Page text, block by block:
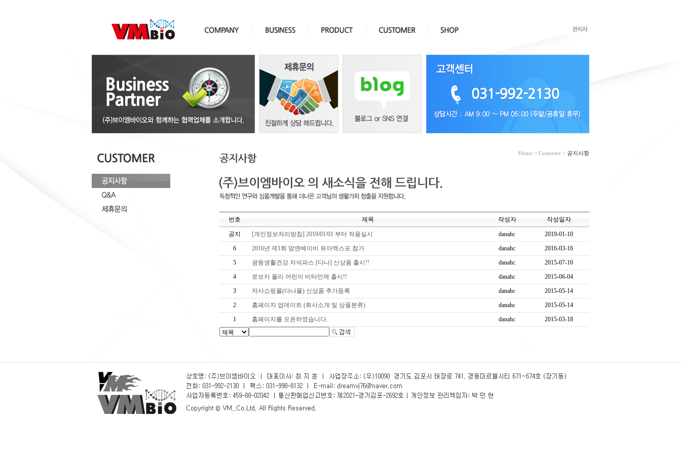
Home > Custoemr > 공지사항
번호 제목 작성자 작성일자
공지 [개인정보처리방침] 2019/01/01 부터 적용실시 danahc
2019-01-10
6
2016년 제1회 맘앤베이비 유아엑스포 참가 danahc
2016-03-16
5
광동생활건강 자석파스 [다나] 신상품 출시!! danahc
2015-07-10
4
로보카 폴리 어린이 비타민제 출시!! danahc
2015-06-04
3
자사쇼핑몰(다나몰) 신상품 추가등록 danahc
2015-05-14
2
홈페이지 업데이트 (회사소개 및 상품분류) danahc
2015-05-14
1
홈페이지를 오픈하였습니다. danahc 2015-03-18